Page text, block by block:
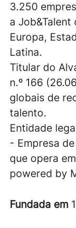
3.250
a Job&Talent
Europa,
Latina.
Titular do
n.º 166
globais de
talento.
Entidade
- Empresa
que opera
powered by
Fundada em